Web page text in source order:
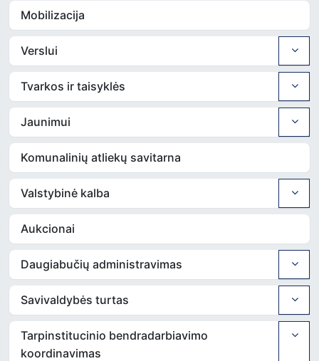
Mobilizacija
Verslui
Tvarkos ir taisyklės
Jaunimui
Komunalinių atliekų savitarna
Valstybinė kalba
Aukcionai
Daugiabučių administravimas
Savivaldybės turtas
Tarpinstitucinio bendradarbiavimo
koordinavimas